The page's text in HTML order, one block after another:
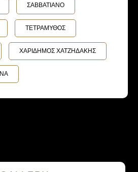
ΣΑΒΒΑΤΙΑΝΟ
ΤΕΤΡΑΜΥΘΟΣ
ΧΑΡΙΔΗΜΟΣ ΧΑΤΖΗΔΑΚΗΣ